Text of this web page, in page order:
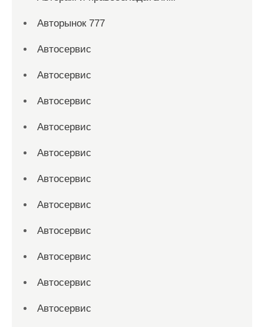
Авторынок 777
Автосервис
Автосервис
Автосервис
Автосервис
Автосервис
Автосервис
Автосервис
Автосервис
Автосервис
Автосервис
Автосервис